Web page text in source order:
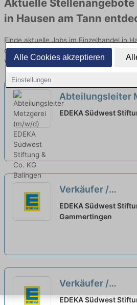
Alle Cookies akzeptieren
Einstellungen
Aktuelle
in Hausen am Tann
Finde aktuelle Jobs im Einzelhandel in
offenen Stellenangebote im Verkauf,
vergleichen.
Abteilungsleiter
(m/w/d) neu
EDEKA Südwest
Verkäufer /
Mitarbeiter
EDEKA Südwest
Gammertingen
Verkäufer /
EDEKA Südwest